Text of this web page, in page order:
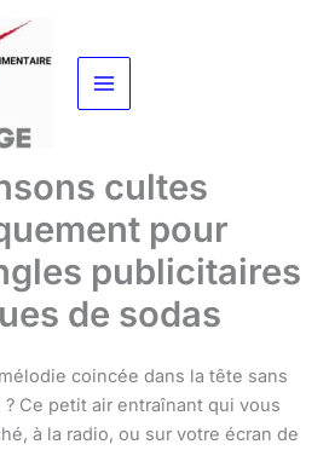
cultes
pour
publicitaires
de sodas
coincée dans la tête sans
Ce petit air entraînant qui vous
à la radio, ou sur votre écran de